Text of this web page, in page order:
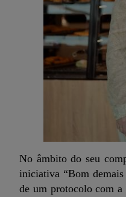
No âmbito do seu
iniciativa “Bom demais
de um protocolo com a